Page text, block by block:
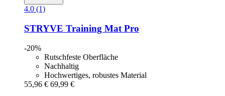
4.0 (1)
STRYVE Training Mat Pro
-20%
Rutschfeste Oberfläche
Nachhaltig
Hochwertiges, robustes Material
55,96 € 69,99 €